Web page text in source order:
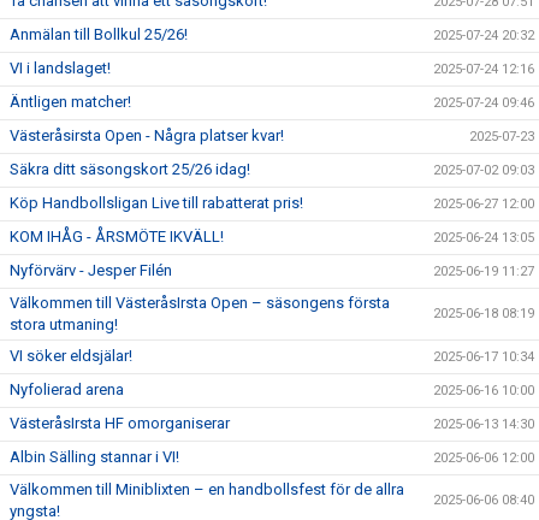
Anmälan till Bollkul 25/26! 2025-07-24 20:32
VI i landslaget! 2025-07-24 12:16
Äntligen matcher! 2025-07-24 09:46
Västeråsirsta Open - Några platser kvar! 2025-07-23
Säkra ditt säsongskort 25/26 idag! 2025-07-02 09:03
Köp Handbollsligan Live till rabatterat pris! 2025-06-27 12:00
KOM IHÅG - ÅRSMÖTE IKVÄLL! 2025-06-24 13:05
Nyförvärv - Jesper Filén 2025-06-19 11:27
Välkommen till VästeråsIrsta Open – säsongens första
stora utmaning!
2025-06-18 08:19
VI söker eldsjälar! 2025-06-17 10:34
Nyfolierad arena 2025-06-16 10:00
VästeråsIrsta HF omorganiserar 2025-06-13 14:30
Albin Sälling stannar i VI! 2025-06-06 12:00
Välkommen till Miniblixten – en handbollsfest för de allra
yngsta!
2025-06-06 08:40